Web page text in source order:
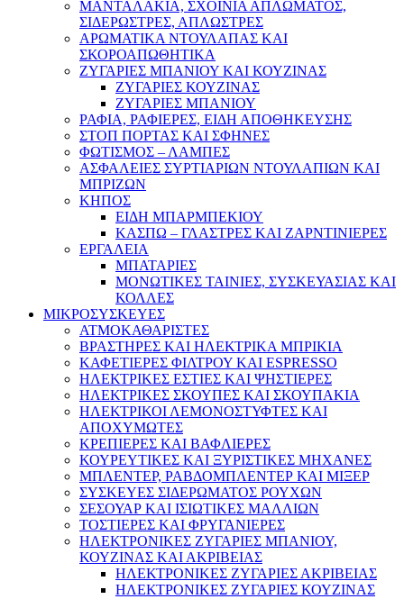
ΜΑΝΤΑΛΑΚΙΑ, ΣΧΟΙΝΙΑ ΑΠΛΩΜΑΤΟΣ,
ΣΙΔΕΡΩΣΤΡΕΣ, ΑΠΛΩΣΤΡΕΣ
ΑΡΩΜΑΤΙΚΑ ΝΤΟΥΛΑΠΑΣ ΚΑΙ
ΣΚΟΡΟΑΠΩΘΗΤΙΚΑ
ΖΥΓΑΡΙΕΣ ΜΠΑΝΙΟΥ ΚΑΙ ΚΟΥΖΙΝΑΣ
ΖΥΓΑΡΙΕΣ ΚΟΥΖΙΝΑΣ
ΖΥΓΑΡΙΕΣ ΜΠΑΝΙΟΥ
ΡΑΦΙΑ, ΡΑΦΙΕΡΕΣ, ΕΙΔΗ ΑΠΟΘΗΚΕΥΣΗΣ
ΣΤΟΠ ΠΟΡΤΑΣ ΚΑΙ ΣΦΗΝΕΣ
ΦΩΤΙΣΜΟΣ – ΛΑΜΠΕΣ
ΑΣΦΑΛΕΙΕΣ ΣΥΡΤΙΑΡΙΩΝ ΝΤΟΥΛΑΠΙΩΝ ΚΑΙ
ΜΠΡΙΖΩΝ
ΚΗΠΟΣ
ΕΙΔΗ ΜΠΑΡΜΠΕΚΙΟΥ
ΚΑΣΠΩ – ΓΛΑΣΤΡΕΣ ΚΑΙ ΖΑΡΝΤΙΝΙΕΡΕΣ
ΕΡΓΑΛΕΙΑ
ΜΠΑΤΑΡΙΕΣ
ΜΟΝΩΤΙΚΕΣ ΤΑΙΝΙΕΣ, ΣΥΣΚΕΥΑΣΙΑΣ ΚΑΙ
ΚΟΛΛΕΣ
ΜΙΚΡΟΣΥΣΚΕΥΕΣ
ΑΤΜΟΚΑΘΑΡΙΣΤΕΣ
ΒΡΑΣΤΗΡΕΣ ΚΑΙ ΗΛΕΚΤΡΙΚΑ ΜΠΡΙΚΙΑ
ΚΑΦΕΤΙΕΡΕΣ ΦΙΛΤΡΟΥ ΚΑΙ ESPRESSO
ΗΛΕΚΤΡΙΚΕΣ ΕΣΤΙΕΣ ΚΑΙ ΨΗΣΤΙΕΡΕΣ
ΗΛΕΚΤΡΙΚΕΣ ΣΚΟΥΠΕΣ ΚΑΙ ΣΚΟΥΠΑΚΙΑ
ΗΛΕΚΤΡΙΚΟΙ ΛΕΜΟΝΟΣΤΥΦΤΕΣ ΚΑΙ
ΑΠΟΧΥΜΩΤΕΣ
ΚΡΕΠΙΕΡΕΣ ΚΑΙ ΒΑΦΛΙΕΡΕΣ
ΚΟΥΡΕΥΤΙΚΕΣ ΚΑΙ ΞΥΡΙΣΤΙΚΕΣ ΜΗΧΑΝΕΣ
ΜΠΛΕΝΤΕΡ, ΡΑΒΔΟΜΠΛΕΝΤΕΡ ΚΑΙ ΜΙΞΕΡ
ΣΥΣΚΕΥΕΣ ΣΙΔΕΡΩΜΑΤΟΣ ΡΟΥΧΩΝ
ΣΕΣΟΥΑΡ ΚΑΙ ΙΣΙΩΤΙΚΕΣ ΜΑΛΛΙΩΝ
ΤΟΣΤΙΕΡΕΣ ΚΑΙ ΦΡΥΓΑΝΙΕΡΕΣ
ΗΛΕΚΤΡΟΝΙΚΕΣ ΖΥΓΑΡΙΕΣ ΜΠΑΝΙΟΥ,
ΚΟΥΖΙΝΑΣ ΚΑΙ ΑΚΡΙΒΕΙΑΣ
ΗΛΕΚΤΡΟΝΙΚΕΣ ΖΥΓΑΡΙΕΣ ΑΚΡΙΒΕΙΑΣ
ΗΛΕΚΤΡΟΝΙΚΕΣ ΖΥΓΑΡΙΕΣ ΚΟΥΖΙΝΑΣ